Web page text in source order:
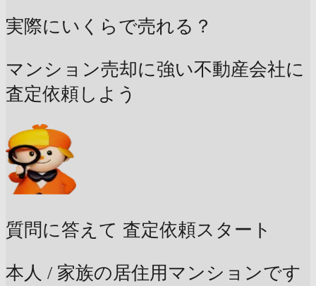
実際にいくらで売れる？
マンション売却に強い不動産会社に
査定依頼しよう
質問に答えて 査定依頼スタート
本人 / 家族の居住用マンションです